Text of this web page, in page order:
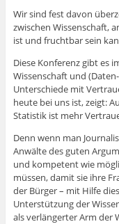
Wir sind fest davon
zwischen Wissenschaft,
ist und fruchtbar sein
Diese Konferenz gibt es
Wissenschaft und
Unterschiede mit
heute bei uns ist, zeigt:
Statistik ist mehr
Denn wenn man
Anwälte des guten
und kompetent wie
müssen, damit sie ihre
der Bürger – mit Hilfe
Unterstützung der
als verlängerter Arm der